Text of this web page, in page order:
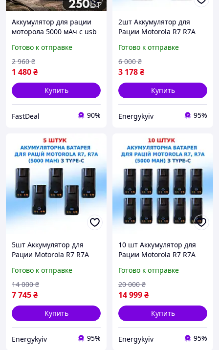
Аккумулятор для рации
моторола 5000 мАч с usb
радиоприемников с
встроенным индикатором
заряда
Готово к отправке
1 480₴
2 960 ₴
Купить
FastDeal 90%
2шт Аккумулятор для
Рации Motorola R7 R7A
Батарея на
Радиостанцию Моторола
Р7 Р7А PMNN4808A
Готово к отправке
3 178₴
6 000 ₴
Купить
Energykyiv 95%
5шт Аккумулятор для
Рации Motorola R7 R7A
Батарея на
Радиостанцию Моторола
Р7 Р7А PMNN4808A
Готово к отправке
7 745₴
14 000 ₴
Купить
Energykyiv 95%
10 шт Аккумулятор для
Рации Motorola R7 R7A
Батарея на
Радиостанцию Моторола
Р7 PMNN4808A
Готово к отправке
14 999₴
20 000 ₴
Купить
Energykyiv 95%